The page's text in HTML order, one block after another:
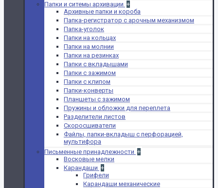
Папки и ситемы архивации +
Архивные папки и короба
Папка-регистратор с арочным механизмом
Папка-уголок
Папки на кольцах
Папки на молнии
Папки на резинках
Папки с вкладышами
Папки с зажимом
Папки с клипом
Папки-конверты
Планшеты с зажимом
Пружины и обложки для переплета
Разделители листов
Скоросшиватели
Файлы, папки-вкладыш с перфорацией,
мультифора
Письменные принадлежности +
Восковые мелки
Карандаши +
Грифели
Карандаши механические